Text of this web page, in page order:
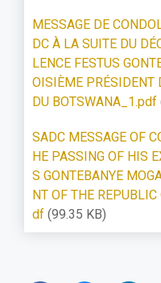
MESSAGE DE
DC À LA SUITE DU
LENCE FESTUS
OISIÈME PRÉSIDENT
DU BOTSWANA_1.pdf
SADC MESSAGE OF
HE PASSING OF HIS
S GONTEBANYE
NT OF THE
df (99.35 KB)